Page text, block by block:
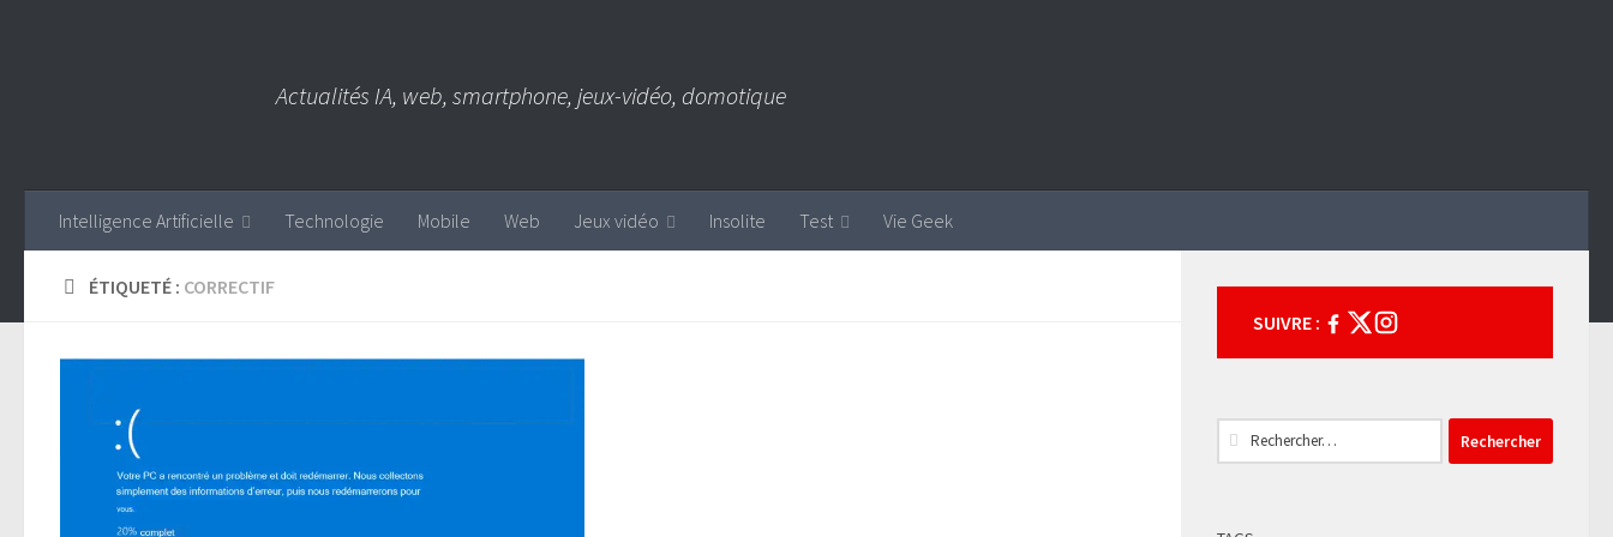
Actualités IA, web, smartphone, jeux-vidéo, domotique
Intelligence Artificielle Technologie Mobile Web Jeux vidéo Insolite Test Vie Geek
ÉTIQUETÉ : CORRECTIF
SUIVRE :
Rechercher :